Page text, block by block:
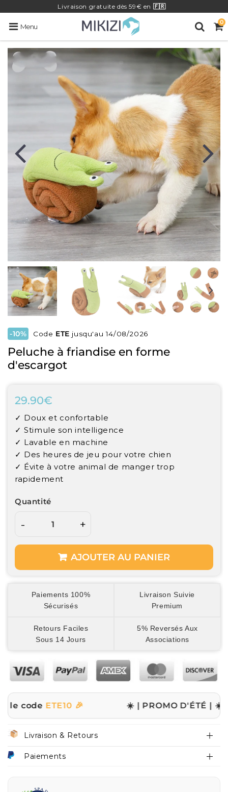
Livraison gratuite dès 59€ en 🇫🇷
Menu
0
-10% Code ETE jusqu'au 14/08/2026
Peluche à friandise en forme
d'escargot
29.90€
Unit
price
✓ Doux et confortable
✓ Stimule son intelligence
✓ Lavable en machine
✓ Des heures de jeu pour votre chien
✓ Évite à votre animal de manger trop
rapidement
Quantité
- +
AJOUTER AU PANIER
Paiements 100%
Sécurisés
Livraison Suivie
Premium
Retours Faciles
Sous 14 Jours
5% Reversés Aux
Associations
ETE10 🎉 ☀️ | PROMO D'ÉTÉ | ☀️✨ -10%
Livraison & Retours
Paiements